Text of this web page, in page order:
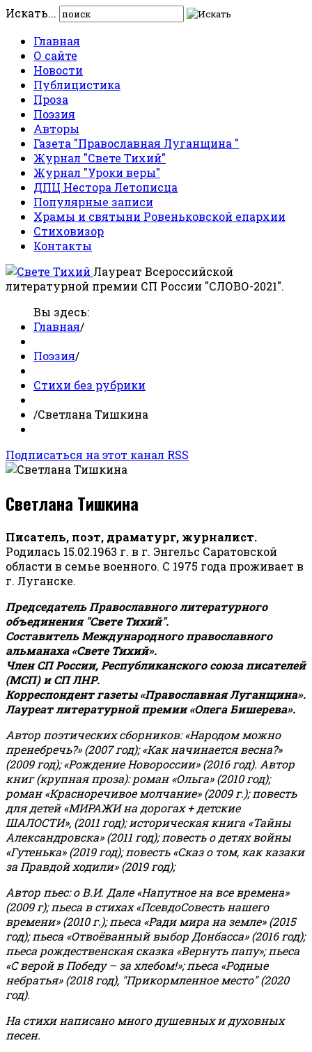
Искать...
Главная
О сайте
Новости
Публицистика
Проза
Поэзия
Авторы
Газета "Православная Луганщина "
Журнал "Свете Тихий"
Журнал "Уроки веры"
ДПЦ Нестора Летописца
Популярные записи
Храмы и святыни Ровеньковской епархии
Стиховизор
Контакты
Лауреат Всероссийской
литературной премии СП России "СЛОВО-2021".
Вы здесь:
Главная/
Поэзия/
Стихи без рубрики
/Светлана Тишкина
Подписаться на этот канал RSS
Светлана Тишкина
Писатель, поэт, драматург, журналист.
Родилась 15.02.1963 г. в г. Энгельс Саратовской
области в семье военного. С 1975 года проживает в
г. Луганске.
Председатель Православного литературного
объединения "Свете Тихий".
Составитель Международного православного
альманаха «Свете Тихий».
Член СП России, Республиканского союза писателей
(МСП) и СП ЛНР.
Корреспондент газеты «Православная Луганщина».
Лауреат литературной премии «Олега Бишерева».
Автор поэтических сборников: «Народом можно
пренебречь?» (2007 год); «Как начинается весна?»
(2009 год); «Рождение Новороссии» (2016 год). Автор
книг (крупная проза): роман «Ольга» (2010 год);
роман «Красноречивое молчание» (2009 г.); повесть
для детей «МИРАЖИ на дорогах + детские
ШАЛОСТИ», (2011 год); историческая книга «Тайны
Александровска» (2011 год); повесть о детях войны
«Гутенька» (2019 год); повесть «Сказ о том, как казаки
за Правдой ходили» (2019 год);
Автор пьес: о В.И. Дале «Напутное на все времена»
(2009 г); пьеса в стихах «ПсевдоСовесть нашего
времени» (2010 г.); пьеса «Ради мира на земле» (2015
год); пьеса «Отвоёванный выбор Донбасса» (2016 год);
пьеса рождественская сказка «Вернуть папу»; пьеса
«С верой в Победу – за хлебом!»;пьеса «Родные
небратья» (2018 год), "Прикормленное место" (2020
год).
На стихи написано много душевных и духовных
песен.